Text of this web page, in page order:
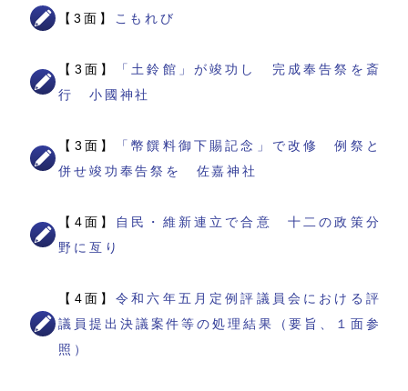
【3面】 こもれび
【3面】
「土鈴館」が竣功し 完成奉告祭を斎
行 小國神社
【3面】
「幣饌料御下賜記念」で改修 例祭と
併せ竣功奉告祭を 佐嘉神社
【4面】
自民・維新連立で合意 十二の政策分
野に亙り
【4面】令和六年五月定例評議員会における評
議員提出決議案件等の処理結果（要旨、１面参
照）